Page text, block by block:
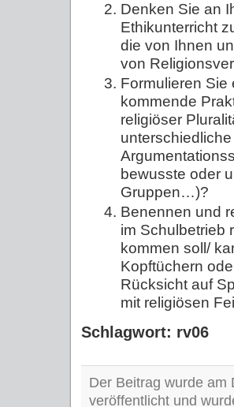
Denken Sie an
Ethikunterricht
die von Ihnen
von
Formulieren
kommende
religiöser
bewusste oder
Gruppen…)?
Benennen und
im Schulbetrieb
kommen soll/
Kopftüchern
Rücksicht auf
mit religiösen
Schlagwort: rv06
Der Beitrag wurde am
veröffentlicht und